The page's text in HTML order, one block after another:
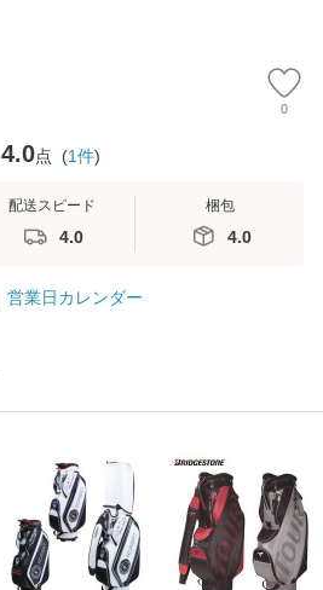
0
4.0点 (1件)
配送スピード
4.0
梱包
4.0
営業日カレンダー